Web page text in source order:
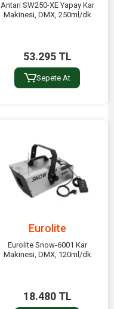
Antari SW250-XE Yapay Kar
Makinesi, DMX, 250ml/dk
53.295 TL
Sepete At
Eurolite
Eurolite Snow-6001 Kar
Makinesi, DMX, 120ml/dk
18.480 TL